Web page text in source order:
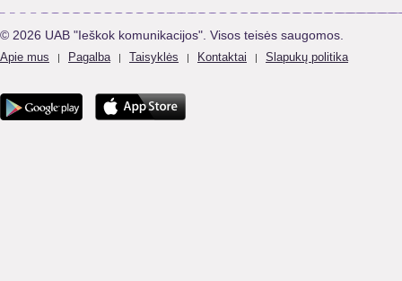
© 2026 UAB "Ieškok komunikacijos". Visos teisės saugomos.
Apie mus | Pagalba | Taisyklės | Kontaktai | Slapukų politika